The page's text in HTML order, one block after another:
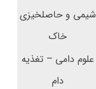
شیمی و حاصلخیزی
خاک
علوم دامی – تغذیه
دام